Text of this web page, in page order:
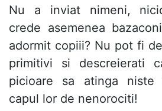
Nu a inviat nimeni,
crede asemenea
adormit copiii? Nu pot fi
primitivi si descreierati
picioare sa atinga
capul lor de nenorociti!